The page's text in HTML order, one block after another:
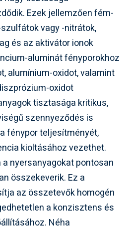
Ezek jellemzően fém-
vagy -nitrátok,
és az aktivátor ionok
aluminát fényporokhoz
alumínium-oxidot, valamint
oxidot
tisztasága kritikus,
szennyeződés is
fénypor teljesítményét,
kioltásához vezethet.
nyersanyagokat pontosan
összekeverik. Ez a
az összetevők homogén
a konzisztens és
Néha